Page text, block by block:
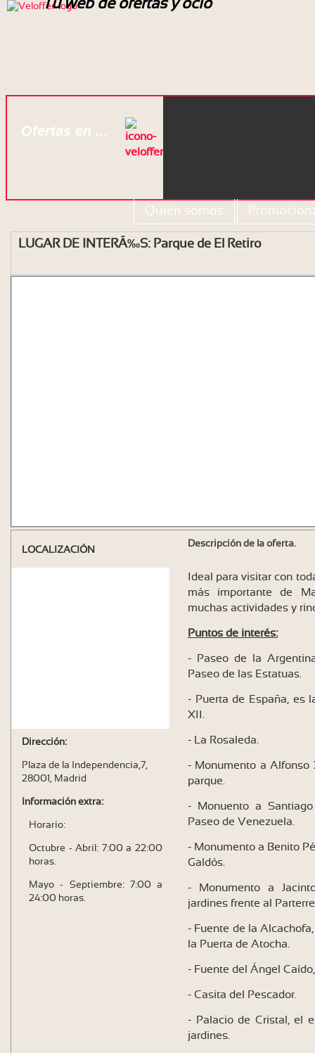
Tu web de ofertas y ocio
Ofertas en ...
Quién somos
LUGAR DE INTERÃ‰S: Parque de El Retiro
LOCALIZACIÓN
Dirección:
Plaza de la Independencia,7,
28001, Madrid
Información extra:
Horario:
Octubre - Abril: 7:00 a 22:00
horas.
Mayo - Septiembre: 7:00 a
24:00 horas.
Descripción de la oferta.
Ideal para visitar con
más importante de
muchas actividades y
Puntos de interés:
- Paseo de la
Paseo de las Estatuas.
- Puerta de España, es
XII.
- La Rosaleda.
- Monumento a Alfonso
parque.
- Monuento a
Paseo de Venezuela.
- Monumento a Benito
Galdós.
- Monumento a
jardines frente al
- Fuente de la
la Puerta de Atocha.
- Fuente del Ángel
- Casita del Pescador.
- Palacio de Cristal, el
jardines.